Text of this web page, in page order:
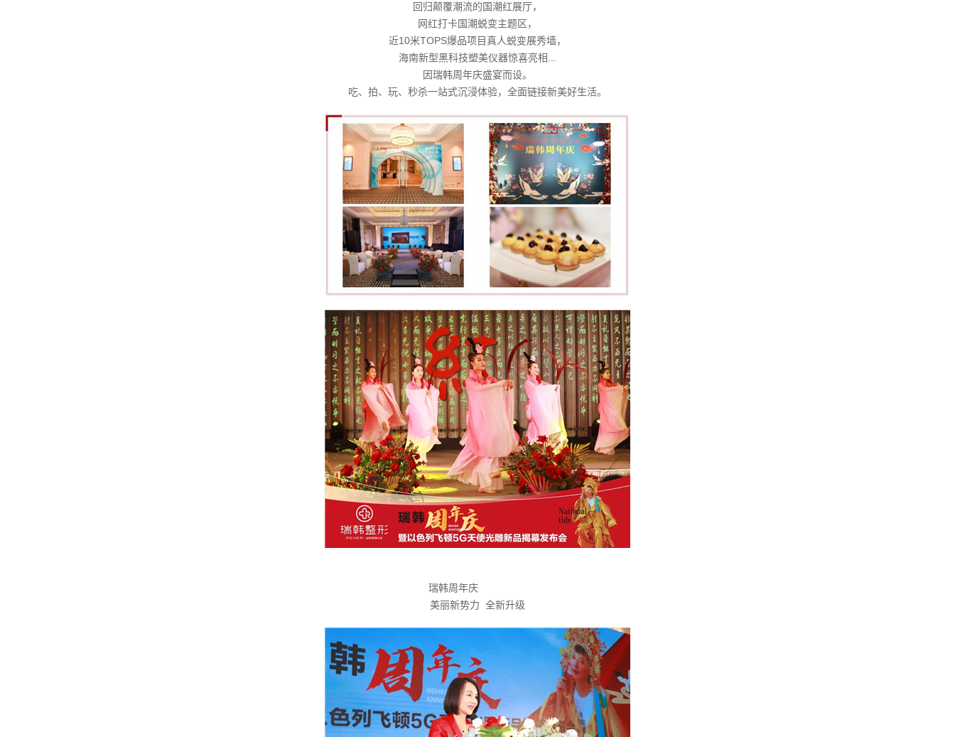
回归颠覆潮流的国潮红展厅，
网红打卡国潮蜕变主题区，
近10米TOPS爆品项目真人蜕变展秀墙，
海南新型黑科技塑美仪器惊喜亮相...
因瑞韩周年庆盛宴而设。
吃、拍、玩、秒杀一站式沉浸体验，全面链接新美好生活。
瑞韩周年庆
美丽新势力 全新升级